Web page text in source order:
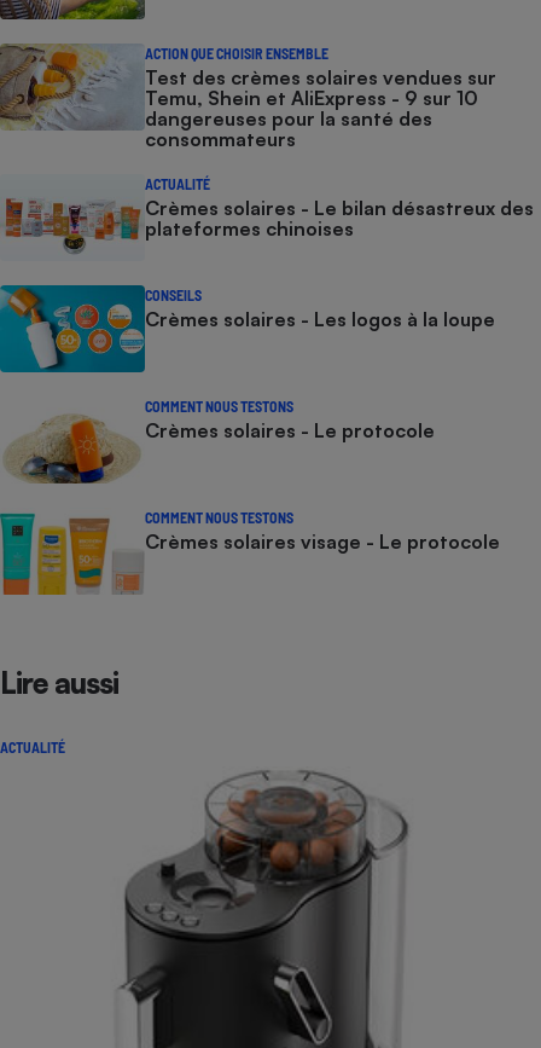
ACTION QUE CHOISIR ENSEMBLE
Test des crèmes solaires vendues sur
Temu, Shein et AliExpress - 9 sur 10
dangereuses pour la santé des
consommateurs
ACTUALITÉ
Crèmes solaires - Le bilan désastreux des
plateformes chinoises
CONSEILS
Crèmes solaires - Les logos à la loupe
COMMENT NOUS TESTONS
Crèmes solaires - Le protocole
COMMENT NOUS TESTONS
Crèmes solaires visage - Le protocole
Lire aussi
ACTUALITÉ